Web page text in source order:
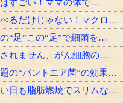
すごい！ママの体で…
るだけじゃない！マクロ…
“足”この“足”で細菌を…
れません、がん細胞の…
の“パントエア菌”の効果…
日も脂肪燃焼でスリムな…